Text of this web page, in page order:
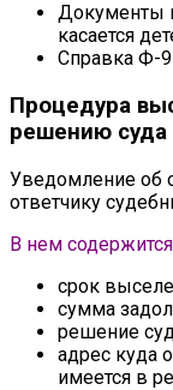
Документы
касается
Справка Ф-9
Процедура
решению суда
Уведомление об
ответчику
В нем
срок
сумма
решение
адрес куда
имеется в